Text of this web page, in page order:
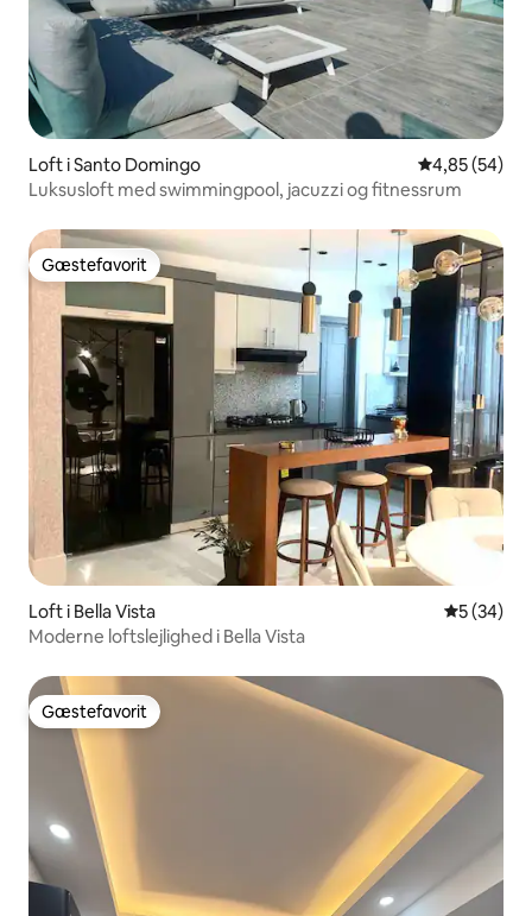
Loft i Santo Domingo 4,85 ud af 5 i
4,85 (54)
Luksusloft med swimmingpool, jacuzzi og fitnessrum
Gæstefavorit
Gæstefavorit
Loft i Bella Vista 5 ud af 5 i
5 (34)
Moderne loftslejlighed i Bella Vista
Gæstefavorit
Gæstefavorit